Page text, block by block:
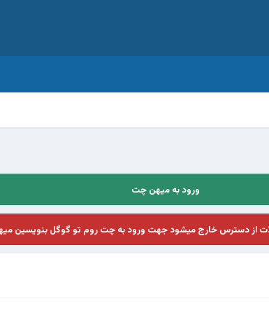
ورود به میهن چت
از دسترس خارج میشود جهت ورود به چت روم تو گوگل بنویسین